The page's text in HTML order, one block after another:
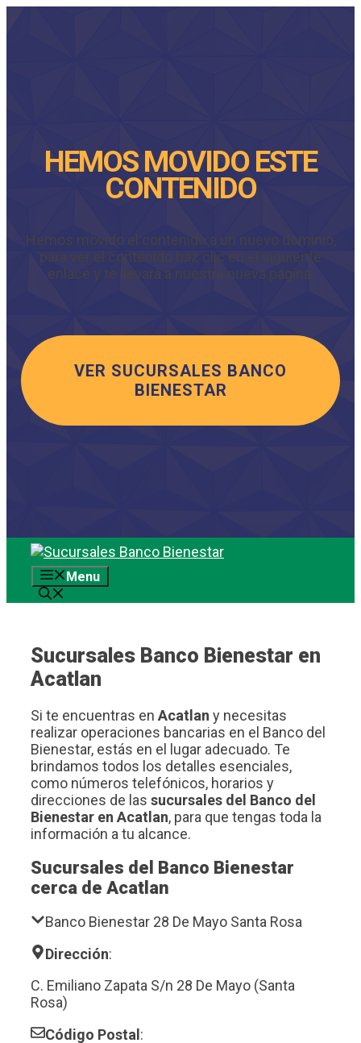
HEMOS MOVIDO ESTE
CONTENIDO
Hemos movido el contenido a un nuevo dominio,
para ver el contenido haz clic en el siguiente
enlace y te llevará a nuestra nueva página.
VER SUCURSALES BANCO
BIENESTAR
Saltar
contenidoMenu
Sucursales Banco Bienestar en
Acatlan
Si te encuentras en Acatlan y necesitas
realizar operaciones bancarias en el Banco del
Bienestar, estás en el lugar adecuado. Te
brindamos todos los detalles esenciales,
como números telefónicos, horarios y
direcciones de las sucursales del Banco del
Bienestar en Acatlan, para que tengas toda la
información a tu alcance.
Sucursales del Banco Bienestar
cerca de Acatlan
Banco Bienestar 28 De Mayo Santa Rosa
Dirección:
C. Emiliano Zapata S/n 28 De Mayo (Santa
Rosa)
Código Postal: